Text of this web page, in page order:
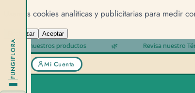
Usamos cookies analiticas y publicitarias para medir
Rechazar Aceptar
FUNGIFLORA productos 🌿 Revisa nuestro Términos y
Mi Cuenta